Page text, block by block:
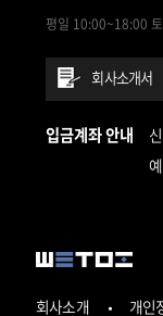
평일 10:00~18:00
회사소개서
입금계좌 안내
회사소개 개인